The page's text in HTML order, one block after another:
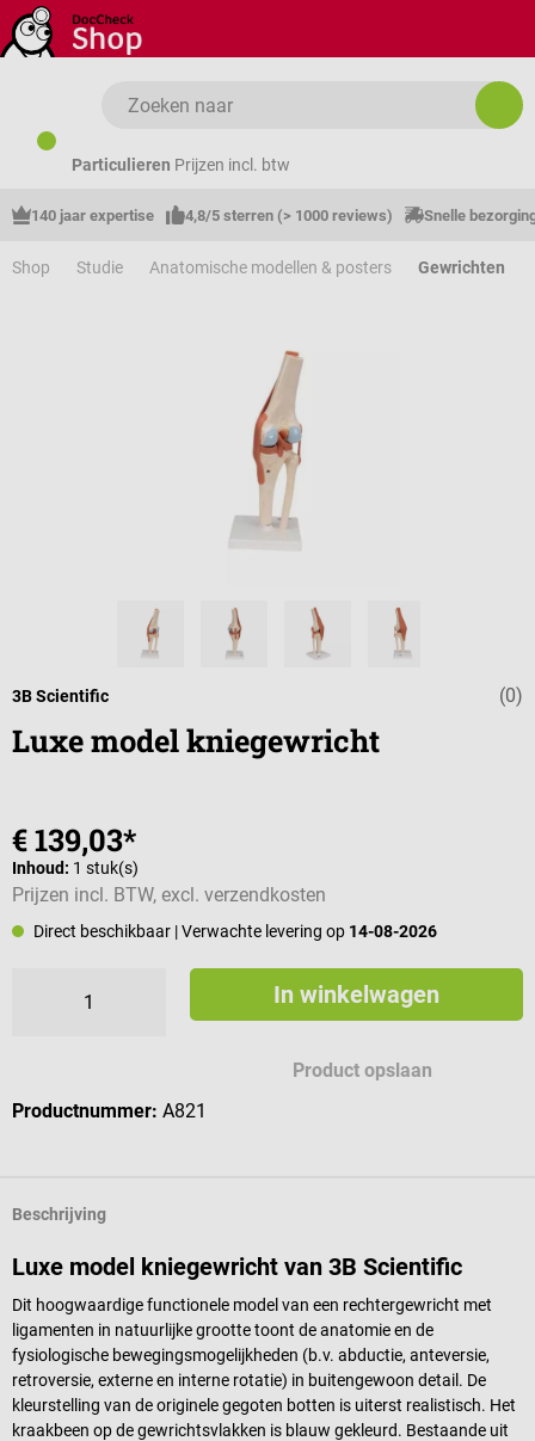
Ga naar de hoofdinhoud
Particulieren Prijzen incl. btw
140 jaar expertise 4,8/5 sterren (> 1000 reviews) Snelle
Shop Studie Anatomische modellen & posters Gewrichten
Gemiddelde
(0)
3B Scientific
Luxe model kniegewricht
€ 139,03*
Inhoud: 1 stuk(s)
Prijzen incl. BTW, excl. verzendkosten
Direct beschikbaar | Verwachte levering op 14-08-2026
In winkelwagen
Product opslaan
Productnummer: A821
Beschrijving
Luxe model kniegewricht van 3B Scientific
Dit hoogwaardige functionele model van een rechtergewricht met
ligamenten in natuurlijke grootte toont de anatomie en de
fysiologische bewegingsmogelijkheden (b.v. abductie, anteversie,
retroversie, externe en interne rotatie) in buitengewoon detail. De
kleurstelling van de originele gegoten botten is uiterst realistisch. Het
kraakbeen op de gewrichtsvlakken is blauw gekleurd. Bestaande uit